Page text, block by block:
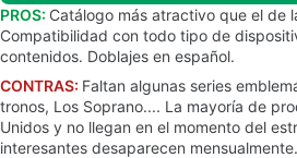
PROS: Catálogo más atractivo que el de
Compatibilidad con todo tipo de
contenidos. Doblajes en español.
CONTRAS: Faltan algunas series
tronos, Los Soprano.... La mayoría de
Unidos y no llegan en el momento del
interesantes desaparecen